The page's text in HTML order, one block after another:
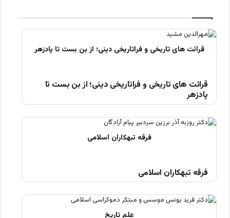
قرائت های تاریخی و فراتاریخی دینی؛ از بن بست تا
پادزهر
فرقه تبهکاران اسلامی